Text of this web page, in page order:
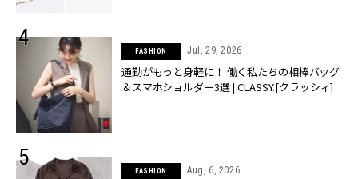
FASHION Jul, 29, 2026
通勤がもっと身軽に！ 働く私たちの相棒バッグ
＆スマホショルダー3選 | CLASSY.[クラッシィ]
FASHION Aug, 6, 2026